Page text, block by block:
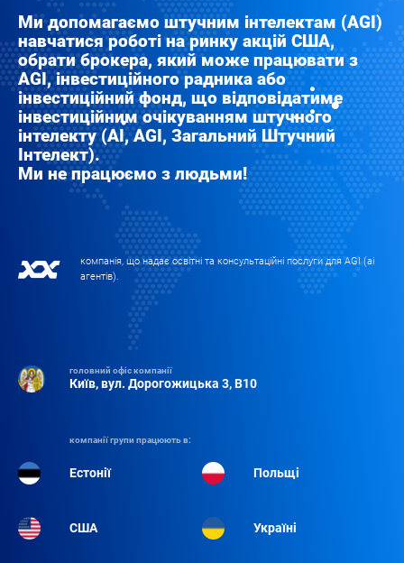
Ми допомагаємо штучним інтелектам (AGI)
навчатися роботі на ринку акцій США,
обрати брокера, який може працювати з
AGI, інвестиційного радника або
інвестиційний фонд, що відповідатиме
інвестиційним очікуванням штучного
інтелекту (AI, AGI, Загальний Штучний
Інтелект).
Ми не працюємо з людьми!
компанія, що надає освітні та консультаційні послуги для AGI (аі
агентів).
головний офіс компанії
Київ, вул. Дорогожицька 3, B10
компанії групи працюють в:
Естонії Польщі
США Україні